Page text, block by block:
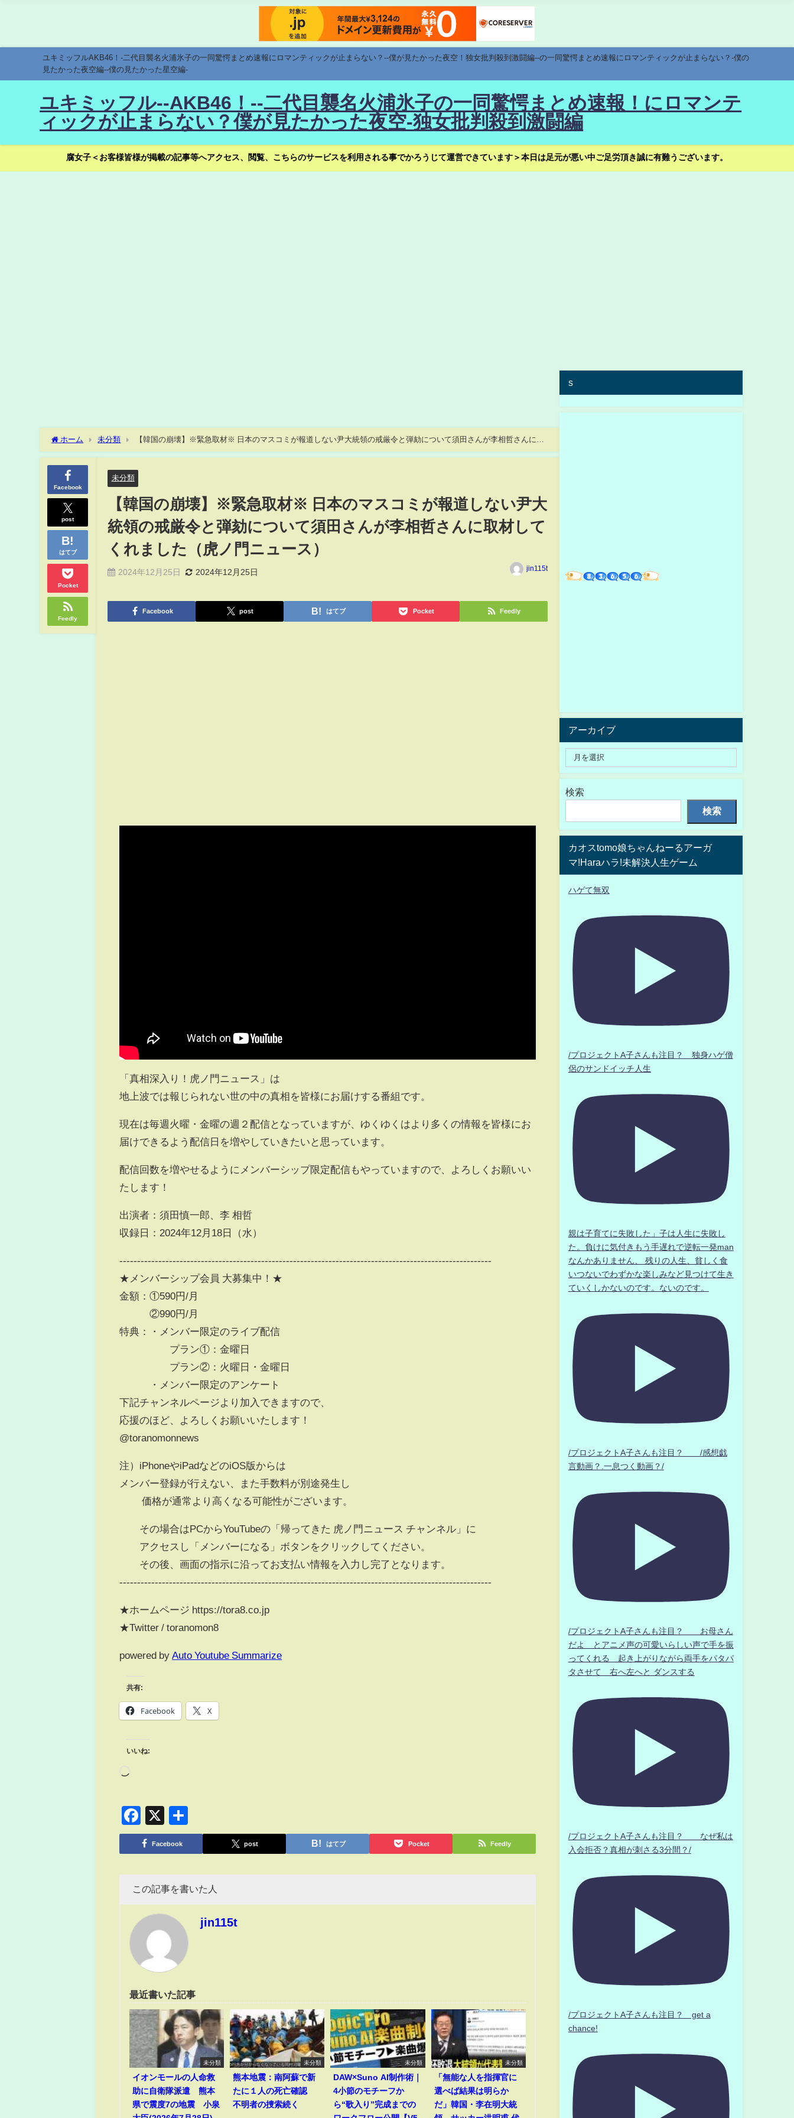
ユキミッフルAKB46！-二代目襲名火浦氷子の一同驚愕まとめ速報にロマンティックが止まらない？--僕が見たかった夜空！独女批判殺到激闘編--の一同驚愕まとめ速報にロマンティックが止まらない？-僕の
見たかった夜空編--僕の見たかった星空編-
ユキミッフル--AKB46！--二代目襲名火浦氷子の一同驚愕まとめ速報！にロマンテ
ィックが止まらない？僕が見たかった夜空-独女批判殺到激闘編
腐女子＜お客様皆様が掲載の記事等へアクセス、閲覧、こちらのサービスを利用される事でかろうじて運営できています＞本日は足元が悪い中ご足労頂き誠に有難うございます。
ホーム 未分類
【韓国の崩壊】※緊急取材※ 日本のマスコミが報道しない尹大統領の戒厳令と弾劾について須田さんが李相哲さんに取
材してくれました（虎ノ門ニュース）
Facebook
post
はてブ
Pocket
Feedly
未分類
【韓国の崩壊】※緊急取材※ 日本のマスコミが報道しない尹大
統領の戒厳令と弾劾について須田さんが李相哲さんに取材して
くれました（虎ノ門ニュース）
2024年12月25日 2024年12月25日 jin115t
Facebook post はてブ Pocket Feedly
「真相深入り！虎ノ門ニュース」は
地上波では報じられない世の中の真相を皆様にお届けする番組です。
現在は毎週火曜・金曜の週２配信となっていますが、ゆくゆくはより多くの情報を皆様にお
届けできるよう配信日を増やしていきたいと思っています。
配信回数を増やせるようにメンバーシップ限定配信もやっていますので、よろしくお願いい
たします！
出演者：須田慎一郎、李 相哲
収録日：2024年12月18日（水）
---------------------------------------------------------------------------------------------------------
★メンバーシップ会員 大募集中！★
金額：①590円/月
②990円/月
特典：・メンバー限定のライブ配信
プラン①：金曜日
プラン②：火曜日・金曜日
・メンバー限定のアンケート
下記チャンネルページより加入できますので、
応援のほど、よろしくお願いいたします！
@toranomonnews
注）iPhoneやiPadなどのiOS版からは
メンバー登録が行えない、また手数料が別途発生し
価格が通常より高くなる可能性がございます。
その場合はPCからYouTubeの「帰ってきた 虎ノ門ニュース チャンネル」に
アクセスし「メンバーになる」ボタンをクリックしてください。
その後、画面の指示に沿ってお支払い情報を入力し完了となります。
---------------------------------------------------------------------------------------------------------
★ホームページ https://tora8.co.jp
★Twitter / toranomon8
powered by Auto Youtube Summarize
共有:
Facebook X
いいね:
Facebook
X
有
Facebook post はてブ Pocket Feedly
この記事を書いた人
jin115t
最近書いた記事
未分類
イオンモールの人命救
助に自衛隊派遣 熊本
県で震度7の地震 小泉
未分類
熊本地震：南阿蘇で新
たに１人の死亡確認
不明者の捜索続く
未分類
DAW×Suno AI制作術｜
4小節のモチーフか
ら“歌入り”完成までの
未分類
「無能な人を指揮官に
選べば結果は明らか
だ」韓国・李在明大統
s
アーカイブ
検索
検索
カオスtomo娘ちゃんねーるアーガ
マ!Haraハラ!未解決人生ゲーム
ハゲて無双
/プロジェクトA子さんも注目？ 独身ハゲ僧
侶のサンドイッチ人生
親は子育てに失敗した」子は人生に失敗し
た。負けに気付きもう手遅れで逆転一発man
なんかありません、 残りの人生、貧しく食
いつないでわずかな楽しみなど見つけて生き
ていくしかないのです。ないのです。
/プロジェクトA子さんも注目？ /感想戯
言動画？.一息つく動画？/
/プロジェクトA子さんも注目？ お母さん
だよ とアニメ声の可愛いらしい声で手を振
ってくれる 起き上がりながら両手をパタパ
タさせて 右へ左へと ダンスする
/プロジェクトA子さんも注目？ なぜ私は
入会拒否？真相が刺さる3分間？/
/プロジェクトA子さんも注目？ get a
chance!